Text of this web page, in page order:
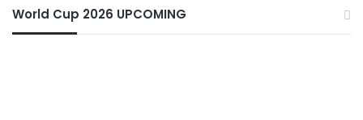
World Cup 2026 UPCOMING